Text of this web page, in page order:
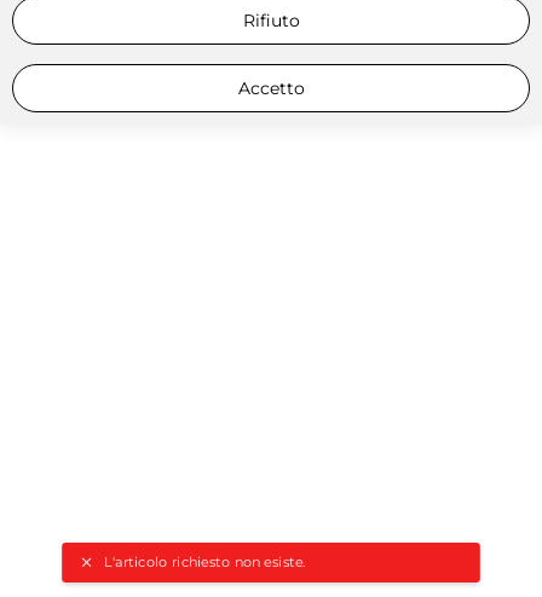
L'articolo richiesto non esiste.
Rifiuto
Accetto